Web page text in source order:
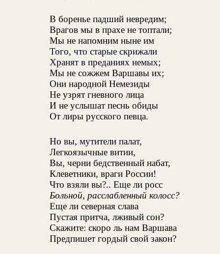
В боренье падший невредим;
Врагов мы в прахе не топтали;
Мы не напомним ныне им
Того, что старые скрижали
Хранят в преданиях немых;
Мы не сожжем Варшавы их;
Они народной Немезиды
Не узрят гневного лица
И не услышат песнь обиды
От лиры русского певца.
Но вы, мутители палат,
Легкоязычные витии,
Вы, черни бедственный набат,
Клеветники, враги России!
Что взяли вы?.. Еще ли росс
Больной, расслабленный колосс?
Еще ли северная слава
Пустая притча, лживый сон?
Скажите: скоро ль нам Варшава
Предпишет гордый свой закон?